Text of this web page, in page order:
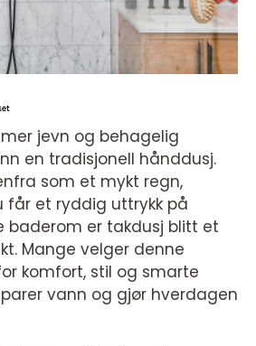
jevn og behagelig
en tradisjonell hånddusj.
som et mykt regn,
får et ryddig uttrykk på
baderom er takdusj blitt et
Mange velger denne
komfort, stil og smarte
vann og gjør hverdagen